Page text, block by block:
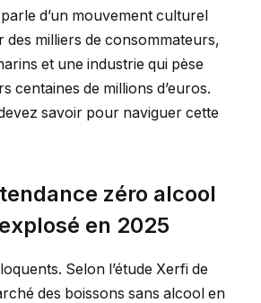
d’un mouvement culturel
milliers de consommateurs,
et une industrie qui pèse
centaines de millions d’euros.
savoir pour naviguer cette
zéro alcool
en 2025
Selon l’étude Xerfi de
des boissons sans alcool en